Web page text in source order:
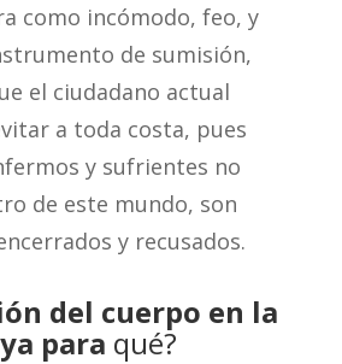
como incómodo, feo, y
de sumisión,
el ciudadano actual
a toda costa, pues
y sufrientes no
de este mundo, son
y recusados.
del cuerpo en la
para qué?